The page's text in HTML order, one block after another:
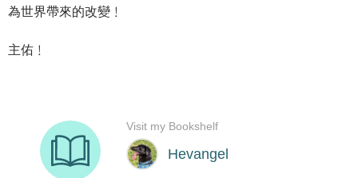
為世界帶來的改變﹗
主佑﹗